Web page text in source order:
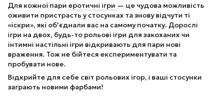
Для кожної пари еротичні ігри — це чудова можливість
оживити пристрасть у стосунках та знову відчути ті
«іскри», які об'єднали вас на самому початку. Дорослі
ігри на двох, будь-то рольові ігри для закоханих чи
інтимні настільні ігри відкривають для пари нові
враження. Тож не бійтеся експериментувати та
пробувати нове.
Відкрийте для себе світ рольових ігор, і ваші стосунки
заграють новими фарбами!